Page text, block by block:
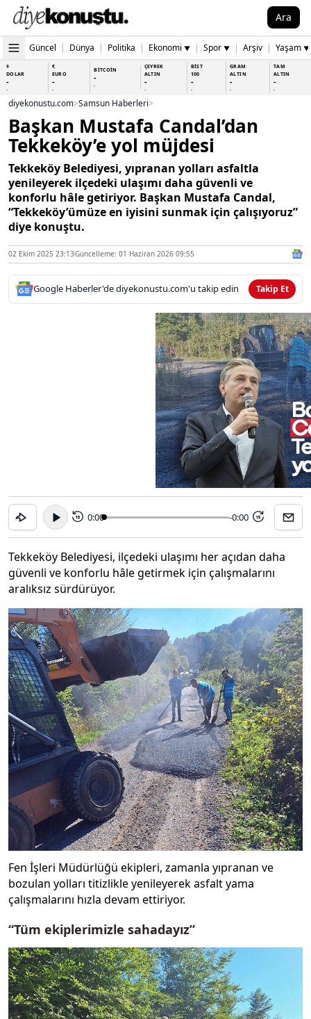
Ara
Güncel | Dünya | Politika | Ekonomi ▼ | Spor ▼ | Arşiv | Yaşam ▼
$
DOLAR
-
-
€
EURO
-
-
BİTCOİN
-
-
ÇEYREK
ALTIN
-
-
BİST
100
-
-
GRAM
ALTIN
-
-
TAM
ALTIN
-
-
diyekonustu.com>Samsun Haberleri>
Başkan Mustafa Candal’dan
Tekkeköy’e yol müjdesi
Tekkeköy Belediyesi, yıpranan yolları asfaltla
yenileyerek ilçedeki ulaşımı daha güvenli ve
konforlu hâle getiriyor. Başkan Mustafa Candal,
“Tekkeköy’ümüze en iyisini sunmak için çalışıyoruz”
diye konuştu.
02 Ekim 2025 23:13Güncelleme: 01 Haziran 2026 09:55
Google Haberler'de diyekonustu.com'u takip edin Takip Et
15 0:00 -0:00 15
Tekkeköy Belediyesi, ilçedeki ulaşımı her açıdan daha
güvenli ve konforlu hâle getirmek için çalışmalarını
aralıksız sürdürüyor.
Fen İşleri Müdürlüğü ekipleri, zamanla yıpranan ve
bozulan yolları titizlikle yenileyerek asfalt yama
çalışmalarını hızla devam ettiriyor.
“Tüm ekiplerimizle sahadayız”